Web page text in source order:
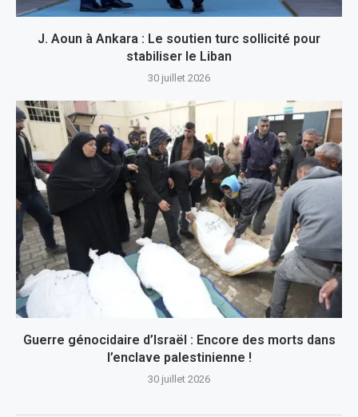
J. Aoun à Ankara : Le soutien turc sollicité pour
stabiliser le Liban
30 juillet 2026
Guerre génocidaire d’Israël : Encore des morts dans
l’enclave palestinienne !
30 juillet 2026